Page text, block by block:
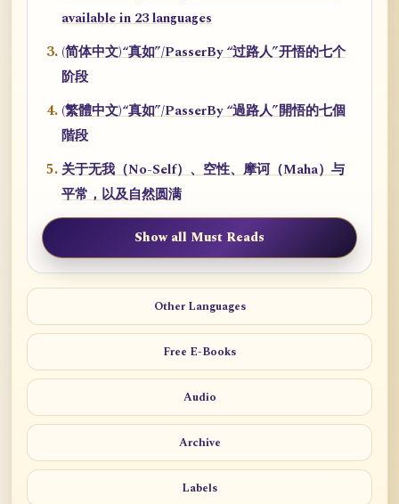
available in 23 languages
(简体中文)“真如”/PasserBy “过路人”开悟的七个
阶段
(繁體中文)“真如”/PasserBy “過路人”開悟的七個
階段
关于无我（No-Self）、空性、摩诃（Maha）与
平常，以及自然圆满
Show all Must Reads
Other Languages
Free E-Books
Audio
Archive
Labels